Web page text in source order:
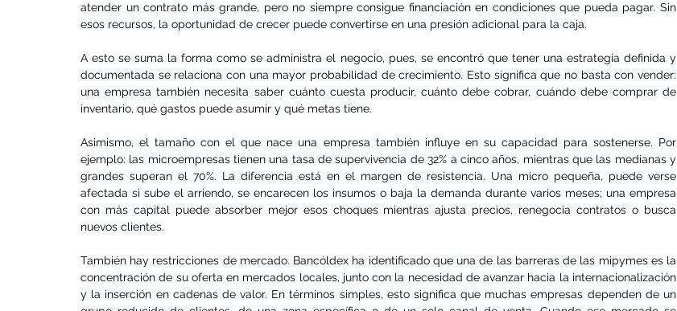
atender un contrato más grande, pero no siempre consigue financiación en condiciones que pueda pagar. Sin
esos recursos, la oportunidad de crecer puede convertirse en una presión adicional para la caja.
A esto se suma la forma como se administra el negocio, pues, se encontró que tener una estrategia definida y
documentada se relaciona con una mayor probabilidad de crecimiento. Esto significa que no basta con vender:
una empresa también necesita saber cuánto cuesta producir, cuánto debe cobrar, cuándo debe comprar de
inventario, qué gastos puede asumir y qué metas tiene.
Asimismo, el tamaño con el que nace una empresa también influye en su capacidad para sostenerse. Por
ejemplo: las microempresas tienen una tasa de supervivencia de 32% a cinco años, mientras que las medianas y
grandes superan el 70%. La diferencia está en el margen de resistencia. Una micro pequeña, puede verse
afectada si sube el arriendo, se encarecen los insumos o baja la demanda durante varios meses; una empresa
con más capital puede absorber mejor esos choques mientras ajusta precios, renegocia contratos o busca
nuevos clientes.
También hay restricciones de mercado. Bancóldex ha identificado que una de las barreras de las mipymes es la
concentración de su oferta en mercados locales, junto con la necesidad de avanzar hacia la internacionalización
y la inserción en cadenas de valor. En términos simples, esto significa que muchas empresas dependen de un